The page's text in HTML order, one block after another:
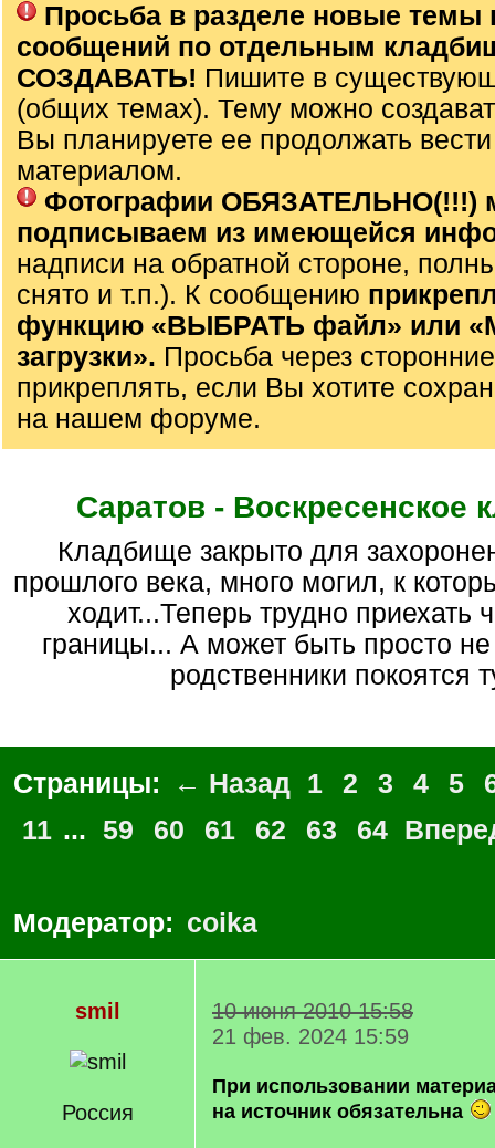
Просьба в разделе новые темы
сообщений по отдельным
СОЗДАВАТЬ! Пишите в
(общих темах). Тему можно
Вы планируете ее продолжать
материалом.
Фотографии ОБЯЗАТЕЛЬНО(!!!)
подписываем из имеющейся
надписи на обратной стороне,
снято и т.п.). К сообщению
функцию «ВЫБРАТЬ файл» или
загрузки». Просьба через
прикреплять, если Вы хотите
на нашем форуме.
Саратов - Воскресенское
кладбище закрыто для захоронений в 70-е гг.
прошлого века, много могил, к
ходит...Теперь трудно приехать
границы... А может быть просто не
родственники покоятся
Страницы: ← Назад 1 2 3 4 5
11 ... 59 60 61 62 63 64
Модератор: coika
smil
Россия
10 июня 2010 15:58
21 фев. 2024 15:59
При использовании
на источник обязательна